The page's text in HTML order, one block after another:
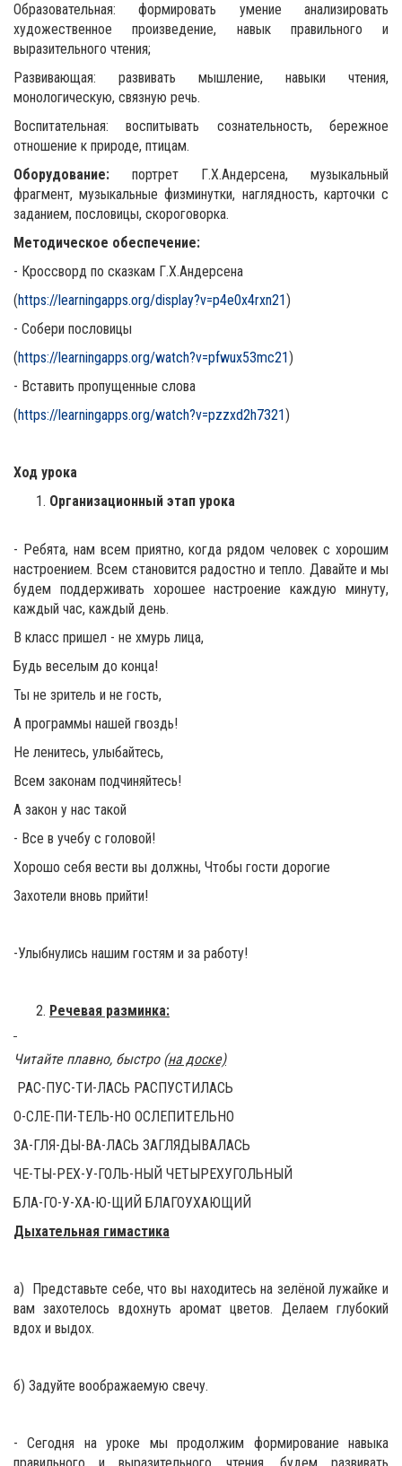
Образовательная: формировать умение анализировать
художественное произведение, навык правильного и
выразительного чтения;
Развивающая: развивать мышление, навыки чтения,
монологическую, связную речь.
Воспитательная: воспитывать сознательность, бережное
отношение к природе, птицам.
Оборудование: портрет Г.Х.Андерсена, музыкальный
фрагмент, музыкальные физминутки, наглядность, карточки с
заданием, пословицы, скороговорка.
Методическое обеспечение:
- Кроссворд по сказкам Г.Х.Андерсена
(https://learningapps.org/display?v=p4e0x4rxn21)
- Собери пословицы
(https://learningapps.org/watch?v=pfwux53mc21)
- Вставить пропущенные слова
(https://learningapps.org/watch?v=pzzxd2h7321)
Ход урока
Организационный этап урока
- Ребята, нам всем приятно, когда рядом человек с хорошим
настроением. Всем становится радостно и тепло. Давайте и мы
будем поддерживать хорошее настроение каждую минуту,
каждый час, каждый день.
В класс пришел - не хмурь лица,
Будь веселым до конца!
Ты не зритель и не гость,
А программы нашей гвоздь!
Не ленитесь, улыбайтесь,
Всем законам подчиняйтесь!
А закон у нас такой
- Все в учебу с головой!
Хорошо себя вести вы должны, Чтобы гости дорогие
Захотели вновь прийти!
-Улыбнулись нашим гостям и за работу!
Речевая разминка:
Читайте плавно, быстро (на доске)
РАС-ПУС-ТИ-ЛАСЬ РАСПУСТИЛАСЬ
О-СЛЕ-ПИ-ТЕЛЬ-НО ОСЛЕПИТЕЛЬНО
ЗА-ГЛЯ-ДЫ-ВА-ЛАСЬ ЗАГЛЯДЫВАЛАСЬ
ЧЕ-ТЫ-РЕХ-У-ГОЛЬ-НЫЙ ЧЕТЫРЕХУГОЛЬНЫЙ
БЛА-ГО-У-ХА-Ю-ЩИЙ БЛАГОУХАЮЩИЙ
Дыхательная гимастика
а) Представьте себе, что вы находитесь на зелёной лужайке и
вам захотелось вдохнуть аромат цветов. Делаем глубокий
вдох и выдох.
б) Задуйте воображаемую свечу.
- Сегодня на уроке мы продолжим формирование навыка